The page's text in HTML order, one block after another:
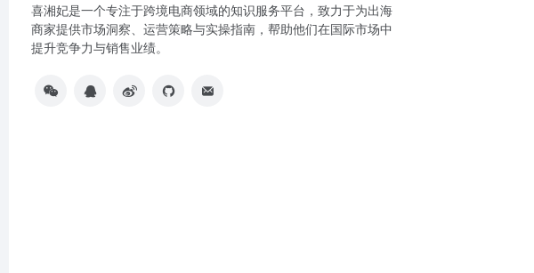
喜湘妃是一个专注于跨境电商领域的知识服务平台，致力于为出海
商家提供市场洞察、运营策略与实操指南，帮助他们在国际市场中
提升竞争力与销售业绩。